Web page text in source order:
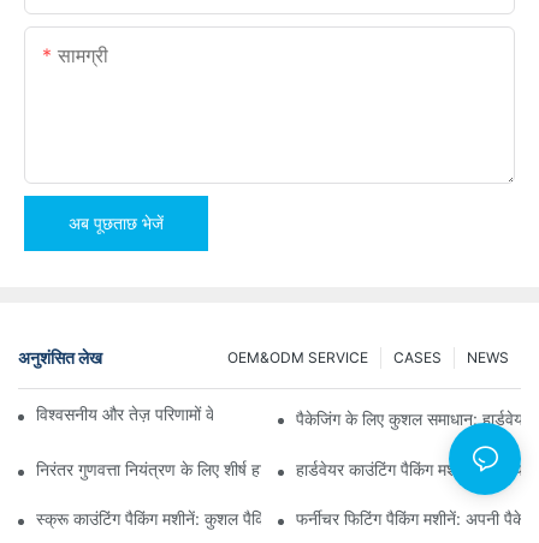
सामग्री
अब पूछताछ भेजें
अनुशंसित लेख NEWS
CASES
OEM&ODM SERVICE
विश्वसनीय और तेज़ परिणामों के लिए स्क्रू काउंटिंग पैकिंग मशीनेंपैकेजिंग के लिए कुशल समाधान: हार्डवेयर
निरंतर गुणवत्ता नियंत्रण के लिए शीर्ष हार्डवेयर पैकेजिंग मशीनेंहार्डवेयर काउंटिंग पैकिंग मशीनें:
स्क्रू काउंटिंग पैकिंग मशीनें: कुशल पैकिंग के लिए सर्वोत्तम उपकरण
फर्नीचर फिटिंग पैकिंग मशीनें: अपनी